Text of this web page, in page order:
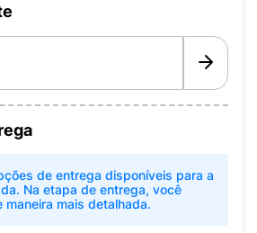
de entrega disponíveis para a
Na etapa de entrega, você
mais detalhada.